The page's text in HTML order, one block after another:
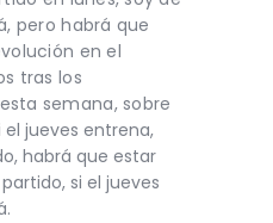
pero habrá que
en el
tras los
semana, sobre
el jueves entrena,
habrá que estar
si el jueves